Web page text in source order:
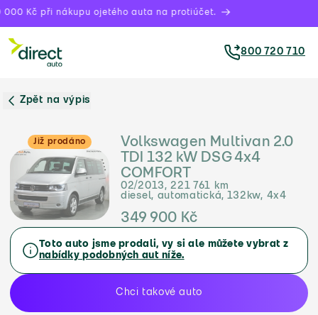
Kč při nákupu ojetého auta na protiúčet.
800 720 710
Zpět na výpis
Již prodáno
Volkswagen Multivan 2.0
TDI 132 kW DSG 4x4
COMFORT
02/2013, 221 761 km
diesel, automatická, 132kw, 4x4
349 900 Kč
Toto auto jsme prodali, vy si ale můžete vybrat z
nabídky podobných aut níže.
Chci takové auto